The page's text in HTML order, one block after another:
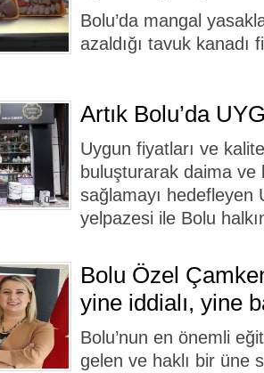
Bolu’da mangal
azaldığı tavuk kanadı
Artık Bolu’da
Uygun fiyatları ve
buluşturarak daima
sağlamayı hedefleyen
yelpazesi ile Bolu
Bolu Özel
yine iddialı, yine
Bolu’nun en önemli
gelen ve haklı bir üne